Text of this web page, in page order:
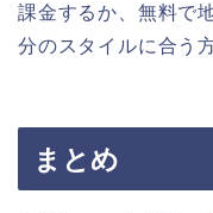
課金するか、無料で
分のスタイルに合う
まとめ